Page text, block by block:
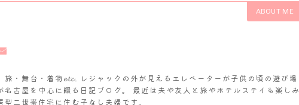
ABOUT ME
旅・舞台・着物𝓮𝓽𝓬. レジャックの外が見えるエレベーターが子供の頃の遊び場
名古屋を中心に綴る日記ブログ。 最近は夫や友人と旅やホテルステイも楽しみ
型二世帯住宅に住む子なし夫婦です。